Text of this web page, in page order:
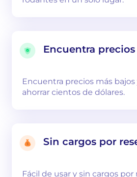
Encuentra
Encuentra precios más bajos
ahorrar cientos de dólares.
Sin cargos por
Fácil de usar y sin cargos por